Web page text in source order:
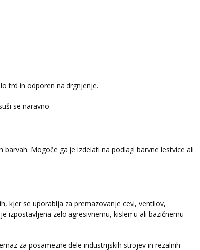
trd in odporen na drgnjenje.
se naravno.
barvah. Mogoče ga je izdelati na podlagi barvne lestvice ali
kjer se uporablja za premazovanje cevi, ventilov,
izpostavljena zelo agresivnemu, kislemu ali bazičnemu
za posamezne dele industrijskih strojev in rezalnih